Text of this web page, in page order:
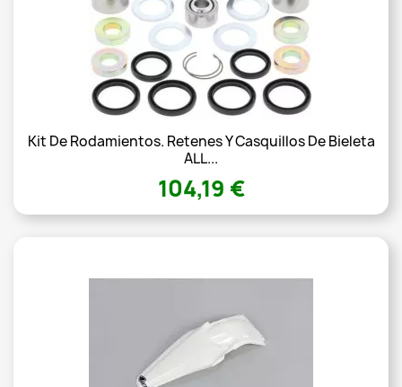
Kit De Rodamientos. Retenes Y Casquillos De Bieleta
ALL...
104,19 €